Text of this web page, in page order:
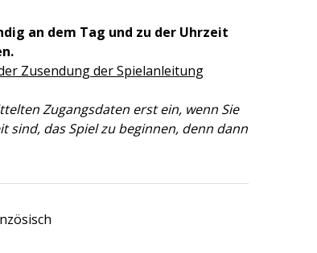
an dem Tag und zu der Uhrzeit
Zusendung der Spielanleitung
Zugangsdaten erst ein, wenn Sie
sind, das Spiel zu beginnen, denn dann